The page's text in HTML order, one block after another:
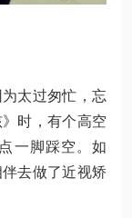
太过匆忙，忘
时，有个高空
一脚踩空。如
去做了近视矫